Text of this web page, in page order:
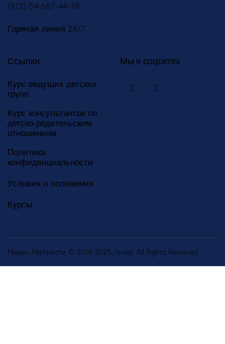
(972) 54-687-44-78
Горячая линия 24/7
Ссылки
Курс ведущих детских
групп
Курс консультантов по
детско-родительским
отношениям
Политика
конфиденциальности
Условия и положения
Курсы
Мы в соцсетях
Magen Mishpacha © 2014-2025, Israel. All Rights Reserved